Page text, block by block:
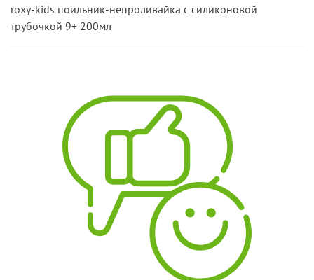
roxy-kids поильник-непроливайка с силиконовой
трубочкой 9+ 200мл